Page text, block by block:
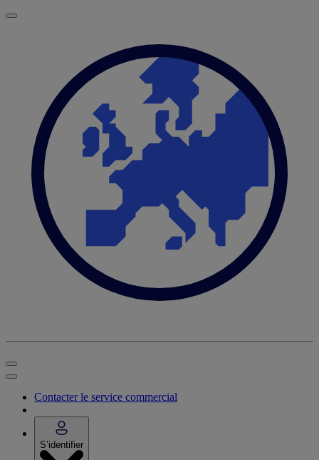
Contacter le service commercial
S’identifier